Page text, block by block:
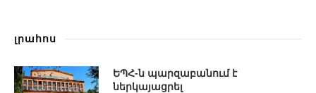
լրահոս
ԵՊՀ-ն պարզաբանում է
ներկայացրել